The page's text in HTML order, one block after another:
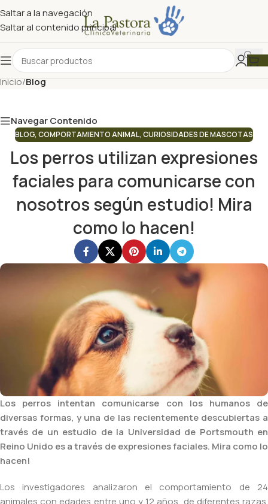
Saltar a la navegación
Saltar al contenido principal
Nuestro Blog
Inicio/Blog
Navegar Contenido
BLOG, COMPORTAMIENTO ANIMAL, CURIOSIDADES DE MASCOTAS
Los perros utilizan expresiones
faciales para comunicarse con
nosotros según estudio! Mira
como lo hacen!
Los perros intentan comunicarse con los humanos de
diversas formas, y una de las recientemente descubiertas a
través de un estudio de la Universidad de Portsmouth en
Reino Unido es a través de expresiones faciales. Mira como lo
hacen!
Los investigadores analizaron el comportamiento de 24
animales con edades entre uno y 12 años, de diferentes razas.